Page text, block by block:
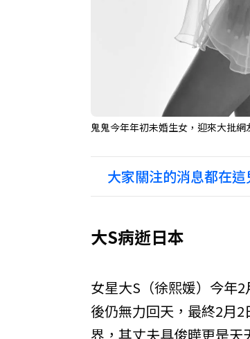
鬼鬼今年年初未婚生女，迎來大批網
大家關注的消息都在
大S病逝日本
女星大S（徐熙媛）今年
後仍無力回天，最終2月
界，其丈夫具俊曄更是